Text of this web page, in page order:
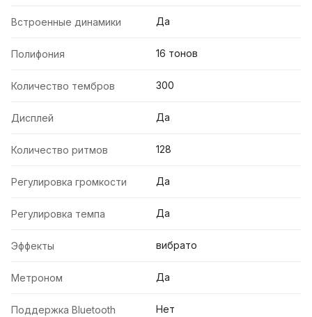
Встроенные динамики Да
Полифония 16 тонов
Количество тембров 300
Дисплей Да
Количество ритмов 128
Регулировка громкости Да
Регулировка темпа Да
Эффекты вибрато
Метроном Да
Поддержка Bluetooth Нет